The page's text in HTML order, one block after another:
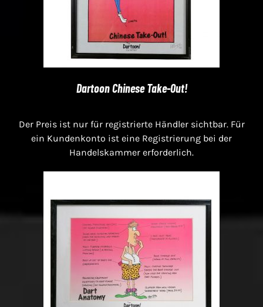
Dartoon Chinese Take-Out!
Der Preis ist nur für registrierte Händler sichtbar. Für
ein Kundenkonto ist eine Registrierung bei der
Handelskammer erforderlich.